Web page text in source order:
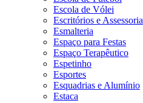
Escola de Vólei
Escritórios e Assessoria
Esmalteria
Espaço para Festas
Espaço Terapêutico
Espetinho
Esportes
Esquadrias e Alumínio
Estaca